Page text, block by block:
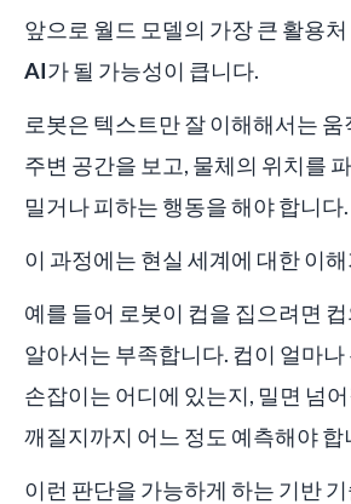
앞으로 월드 모델의 가장 큰 활용
AI가 될 가능성이 큽니다.
로봇은 텍스트만 잘 이해해서는
주변 공간을 보고, 물체의 위치를
밀거나 피하는 행동을 해야 합니다.
이 과정에는 현실 세계에 대한 이
예를 들어 로봇이 컵을 집으려면
알아서는 부족합니다. 컵이 얼마나
손잡이는 어디에 있는지, 밀면 넘
깨질지까지 어느 정도 예측해야 합
이런 판단을 가능하게 하는 기반